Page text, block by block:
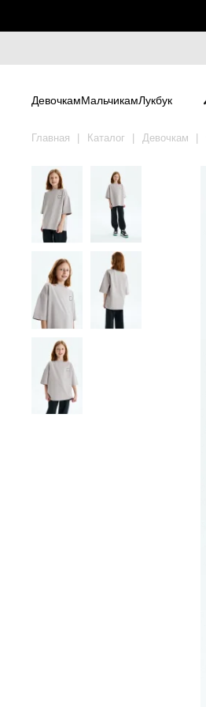
ДевочкамМальчикамЛукбук
Главная Каталог Девочкам